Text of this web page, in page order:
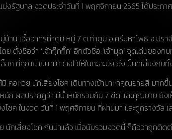
รัฐบาล งวดประจำวันที่ 1 พฤศจิกายน 2565 ได้ประกา
เอื้ออาทรท่าตูม หมู่ 7 ต.ท่าตูม อ.ศรีมหาโพธิ จ.ปราจี
ตั้งชื่อว่า ‘เจ้ากุ๊กกิ๊ก’ อีกตัวชื่อ ‘เจ้ามุด’ จุดเด่นขอ
ที่คุณยายนำมาวางไว้ให้ในกะละมัง ซึ่งเป็นที่เลี้ยงกบทั้
คอหวย นักเสี่ยงโชค เดินทางเข้ามาหาคุณยายสี มาก
ก ผลปรากฏว่า มีน้ำหนักรวมกัน 7 ขีด และคุณยาย ยัง
โชค ในงวด วันที่ 1 พฤศจิกายน ที่ผ่านมา และถูกรางวัล
กเสี่ยงโชค กันมาแล้ว เมื่อนับรวมงวดนี้ ก็ถือว่าถูกติด